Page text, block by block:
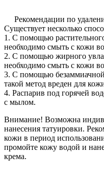
Рекомендации по
Существует несколько
1. С помощью
необходимо смыть с кожи
2. С помощью жирного
необходимо смыть с кожи
3. С помощью
такой метод вреден для
4. Распарив под горячей
с мылом.
Внимание! Возможна
нанесения татуировки.
кожи в период
промойте кожу водой и
крема.